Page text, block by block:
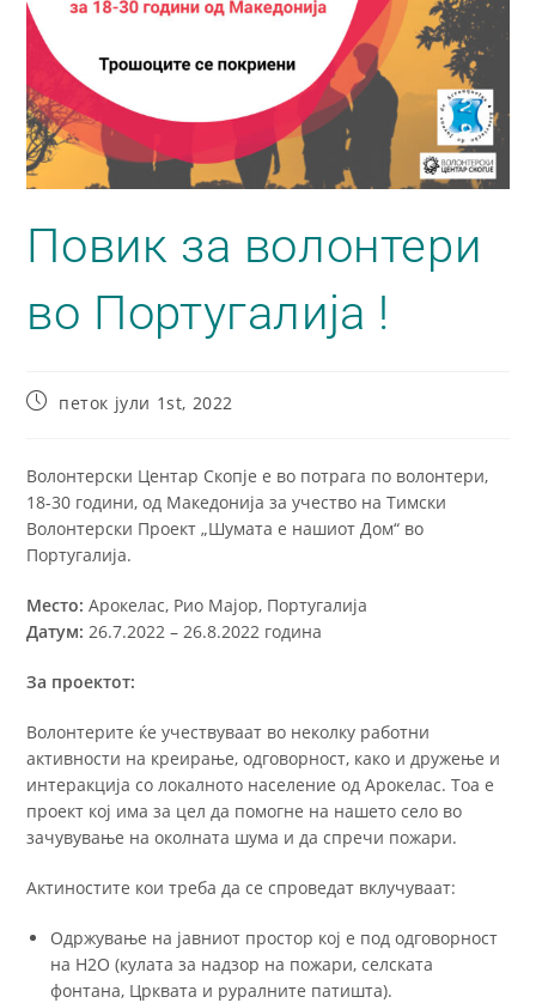
Повик за волонтери
во Португалија !
петок јули 1st, 2022
Волонтерски Центар Скопје е во потрага по волонтери,
18-30 години, од Македонија за учество на Тимски
Волонтерски Проект „Шумата е нашиот Дом“ во
Португалија.
Место: Арокелас, Рио Мајор, Португалија
Датум: 26.7.2022 – 26.8.2022 година
За проектот:
Волонтерите ќе учествуваат во неколку работни
активности на креирање, одговорност, како и дружење и
интеракција со локалното население од Арокелас. Тоа е
проект кој има за цел да помогне на нашето село во
зачувување на околната шума и да спречи пожари.
Актиностите кои треба да се спроведат вклучуваат:
Одржување на јавниот простор кој е под одговорност
на H2O (кулата за надзор на пожари, селската
фонтана, Црквата и руралните патишта).